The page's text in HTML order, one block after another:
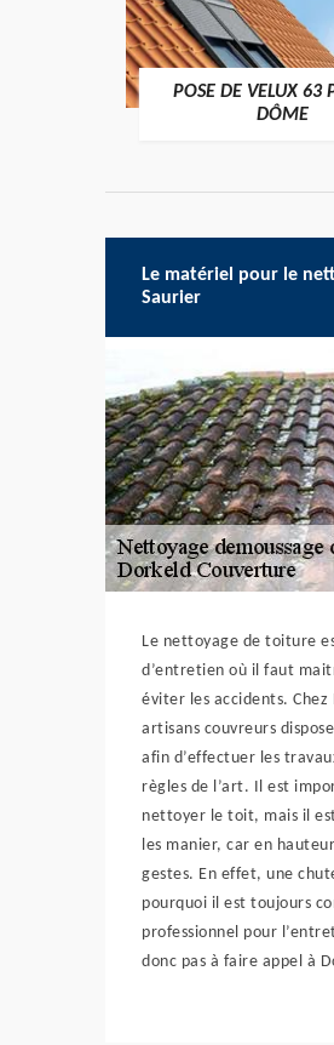
POSE DE VELUX 63
DÔME
Le matériel pour le
Saurier
Le nettoyage de toiture
d’entretien où il faut
éviter les accidents.
artisans couvreurs
afin d’effectuer les
règles de l’art. Il est
nettoyer le toit, mais il
les manier, car en
gestes. En effet, une
pourquoi il est toujours
professionnel pour
donc pas à faire appel à